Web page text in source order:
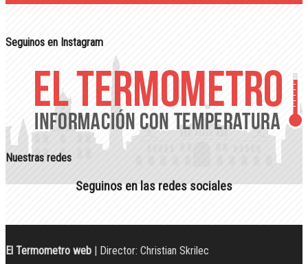
Seguinos en Instagram
Nuestras redes
Seguinos en las redes sociales
El Termometro web | Director: Christian Skrilec